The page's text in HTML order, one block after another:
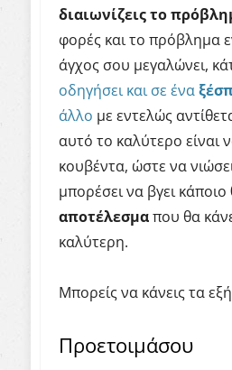
διαιωνίζεις το
φορές και το πρόβλημα
άγχος σου μεγαλώνει,
οδηγήσει και σε ένα
άλλο με εντελώς
αυτό το καλύτερο είναι
κουβέντα, ώστε να
μπορέσει να βγει κάποιο
αποτέλεσμαπου θα
καλύτερη.
Μπορείς να κάνεις τα
Προετοιμάσου